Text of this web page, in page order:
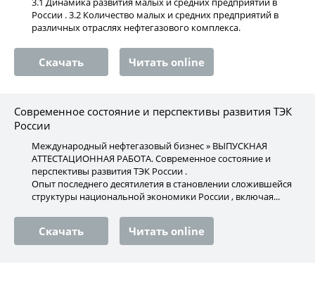
России . 3.2 Количество малых и средних предприятий в
различных отраслях нефтегазового комплекса.
Скачать Читать online
Cовременное состояние и перспективы развития ТЭК
России
Международный нефтегазовый бизнес » ВЫПУСКНАЯ
АТТЕСТАЦИОННАЯ РАБОТА. Cовременное состояние и
перспективы развития ТЭК России .
Опыт последнего десятилетия в становлении сложившейся
структуры национальной экономики России , включая...
Скачать Читать online